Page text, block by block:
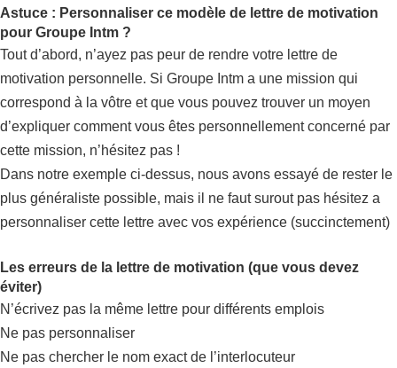
Astuce : Personnaliser ce modèle de lettre de motivation
pour Groupe Intm ?
Tout d’abord, n’ayez pas peur de rendre votre lettre de
motivation personnelle. Si Groupe Intm a une mission qui
correspond à la vôtre et que vous pouvez trouver un moyen
d’expliquer comment vous êtes personnellement concerné par
cette mission, n’hésitez pas !
Dans notre exemple ci-dessus, nous avons essayé de rester le
plus généraliste possible, mais il ne faut surout pas hésitez a
personnaliser cette lettre avec vos expérience (succinctement)
Les erreurs de la lettre de motivation (que vous devez
éviter)
N’écrivez pas la même lettre pour différents emplois
Ne pas personnaliser
Ne pas chercher le nom exact de l’interlocuteur